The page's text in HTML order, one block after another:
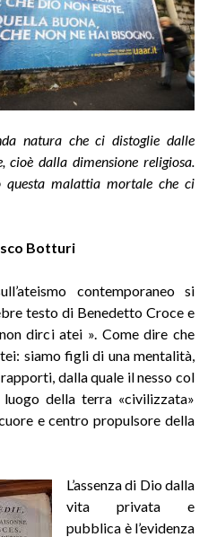
natura che ci distoglie dalle
cioè dalla dimensione religiosa.
questa malattia mortale che ci
Botturi
contemporaneo si
testo di Benedetto Croce e
dirci atei ». Come dire che
siamo figli di una mentalità,
dalla quale il nesso col
della terra «civilizzata»
e centro propulsore della
L’assenza di Dio dalla
vita privata e
pubblica è l’evidenza